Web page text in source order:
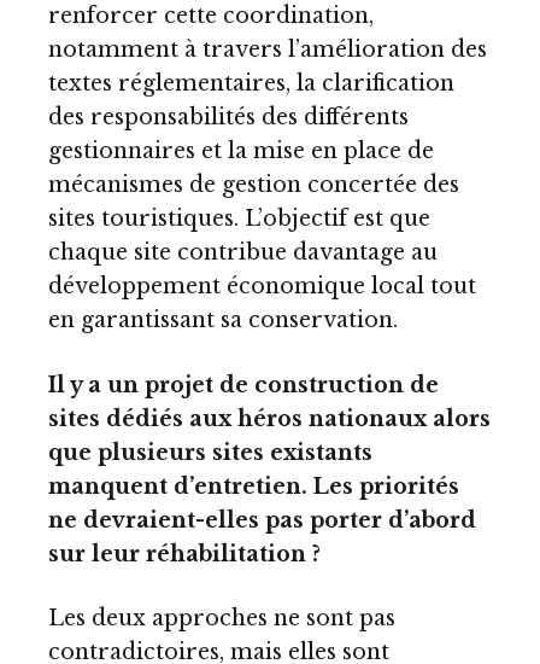
renforcer cette coordination,
notamment à travers l’amélioration des
textes réglementaires, la clarification
des responsabilités des différents
gestionnaires et la mise en place de
mécanismes de gestion concertée des
sites touristiques. L’objectif est que
chaque site contribue davantage au
développement économique local tout
en garantissant sa conservation.
Il y a un projet de construction de
sites dédiés aux héros nationaux alors
que plusieurs sites existants
manquent d’entretien. Les priorités
ne devraient-elles pas porter d’abord
sur leur réhabilitation ?
Les deux approches ne sont pas
contradictoires, mais elles sont